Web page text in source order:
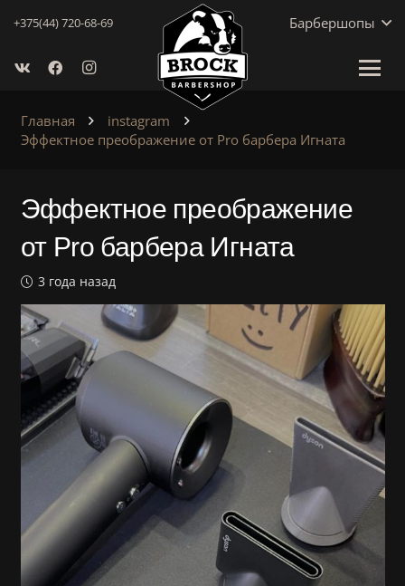
+375(44) 720-68-69 Барбершопы
Главная
instagram
Эффектное преображение от Pro барбера Игната
Эффектное преображение
от Pro барбера Игната
3 года назад